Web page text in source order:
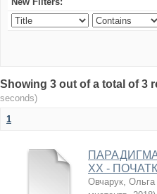
Showing 3 out of a total of 3
seconds)
1
ХХ -
Овчарук,